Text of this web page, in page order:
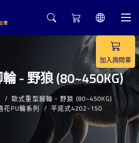
- 野狼 (80~450KG)
歐式重型腳輪 - 野狼 (80~450KG)
花PU輪系列
平底式4202-150
加入詢問車